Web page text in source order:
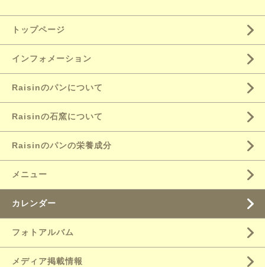
トップページ
インフォメーション
Raisinのパンについて
Raisinの石窯について
Raisinのパンの栄養成分
メニュー
カレンダー
フォトアルバム
メディア掲載情報